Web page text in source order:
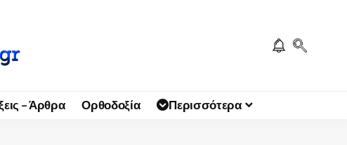
– Άρθρα Ορθοδοξία Περισσότερα